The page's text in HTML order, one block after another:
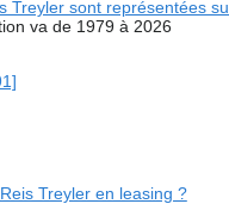
Treyler sont représentées
va de 1979 à 2026
Treyler en leasing ?